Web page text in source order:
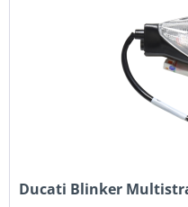
Ducati Blinker